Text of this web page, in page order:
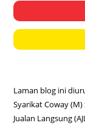
Laman blog ini
Syarikat Coway
Jualan Langsung